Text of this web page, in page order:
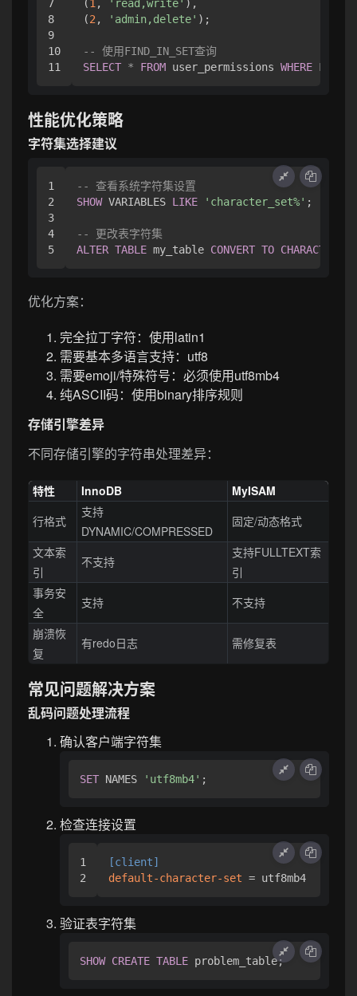
7
8
9
10
( 1 , 'read,write' ),
(2 , 'admin,delete' );
-- 使用FIND_IN_SET查询
SELECT * FROM user_permissions WHERE
性能优化策略
字符集选择建议
1
2
3
4
-- 查看系统字符集设置
SHOW VARIABLES LIKE 'character_set%' ;
-- 更改表字符集
ALTER TABLE my_table CONVERT TO CHARACTER
优化方案：
完全拉丁字符：使用latin1
需要基本多语言支持：utf8
需要emoji/特殊符号：必须使用utf8mb4
纯ASCII码：使用binary排序规则
存储引擎差异
不同存储引擎的字符串处理差异：
特性 InnoDB
MyISAM
行格式
支持
DYNAMIC/COMPRESSED
固定/动态格式
文本索
引
不支持
支持FULLTEXT索
引
事务安
全
支持
不支持
崩溃恢
复
有redo日志 需修复表
常见问题解决方案
乱码问题处理流程
确认客户端字符集
SET NAMES 'utf8mb4'
检查连接设置
1
[client]
default-character-set
验证表字符集
SHOW CREATE TABLE